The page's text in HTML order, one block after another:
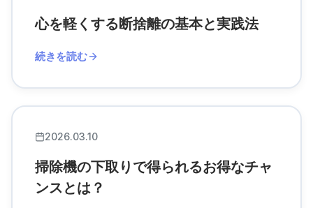
心を軽くする断捨離の基本と実践法
続きを読む
2026.03.10
掃除機の下取りで得られるお得なチャ
ンスとは？